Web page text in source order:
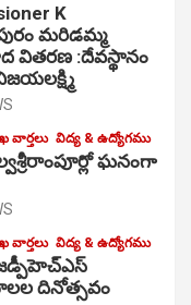
K
మరిడమ్మ
వితరణ :దేవస్థానం
వార్తలు విద్య & ఉద్యోగము
ఘనంగా
వార్తలు విద్య & ఉద్యోగము
జ‌డ్పీహెచ్ఎస్
దినోత్సవం